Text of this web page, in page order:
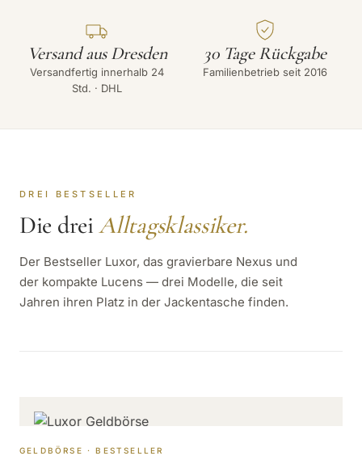
Versand aus Dresden
Versandfertig innerhalb 24
Std. · DHL
30 Tage Rückgabe
Familienbetrieb seit 2016
DREI BESTSELLER
Die dreiAlltagsklassiker.
Der Bestseller Luxor, das gravierbare Nexus und
der kompakte Lucens — drei Modelle, die seit
Jahren ihren Platz in der Jackentasche finden.
GELDBÖRSE · BESTSELLER